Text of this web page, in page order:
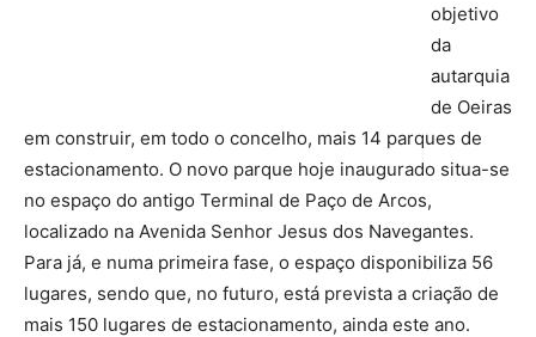
objetivo
da
autarquia
de Oeiras
em construir, em todo o concelho, mais 14 parques de
estacionamento. O novo parque hoje inaugurado situa-se
no espaço do antigo Terminal de Paço de Arcos,
localizado na Avenida Senhor Jesus dos Navegantes.
Para já, e numa primeira fase, o espaço disponibiliza 56
lugares, sendo que, no futuro, está prevista a criação de
mais 150 lugares de estacionamento, ainda este ano.